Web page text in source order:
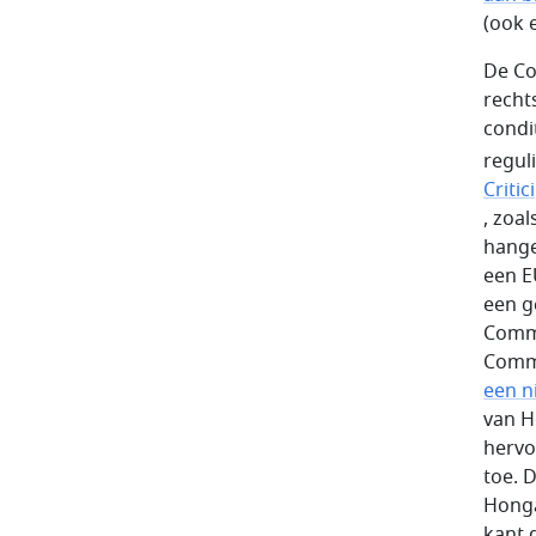
(ook
De
Critici
,
een
een
een
van
toe.